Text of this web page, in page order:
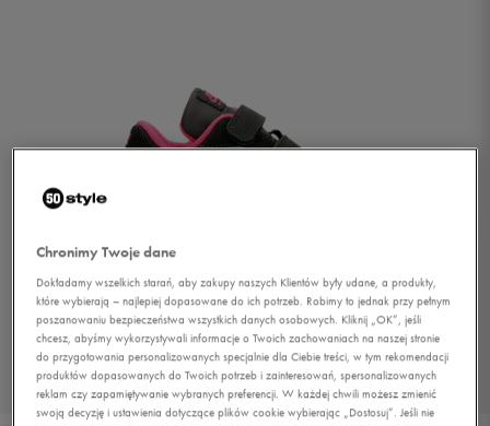
Chronimy Twoje dane
Dokładamy wszelkich starań, aby zakupy naszych Klientów były udane, a produkty,
które wybierają – najlepiej dopasowane do ich potrzeb. Robimy to jednak przy pełnym
poszanowaniu bezpieczeństwa wszystkich danych osobowych. Kliknij „OK”, jeśli
chcesz, abyśmy wykorzystywali informacje o Twoich zachowaniach na naszej stronie
do przygotowania personalizowanych specjalnie dla Ciebie treści, w tym rekomendacji
produktów dopasowanych do Twoich potrzeb i zainteresowań, spersonalizowanych
reklam czy zapamiętywanie wybranych preferencji. W każdej chwili możesz zmienić
swoją decyzję i ustawienia dotyczące plików cookie wybierając „Dostosuj”. Jeśli nie